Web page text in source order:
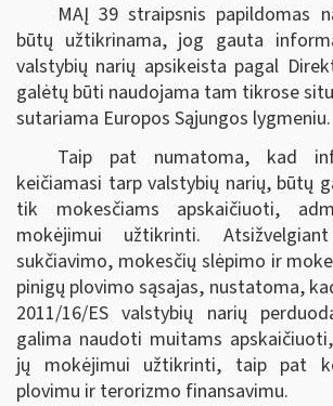
MAĮ 39 straipsnis papildomas
būtų užtikrinama, jog gauta
valstybių narių apsikeista pagal
galėtų būti naudojama tam tikrose
sutariama Europos Sąjungos lygmeniu.
Taip pat numatoma, kad
keičiamasi tarp valstybių narių, būtų
tik mokesčiams apskaičiuoti,
mokėjimui užtikrinti.
sukčiavimo, mokesčių slėpimo ir
pinigų plovimo sąsajas, nustatoma,
2011/16/ES valstybių narių
galima naudoti muitams
jų mokėjimui užtikrinti, taip pat
plovimu ir terorizmo finansavimu.